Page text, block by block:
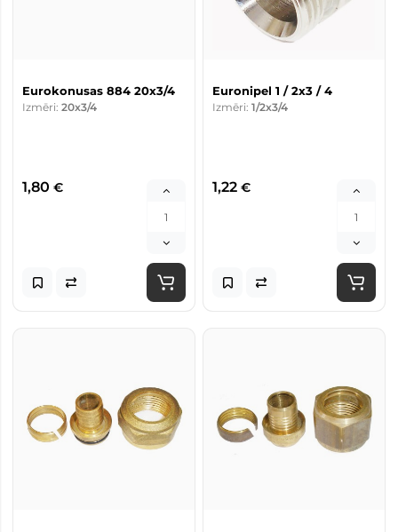
Eurokonusas 884 20x3/4
Izmēri: 20x3/4
1,80 €
Euronipel 1 / 2x3 / 4
Izmēri: 1/2x3/4
1,22 €